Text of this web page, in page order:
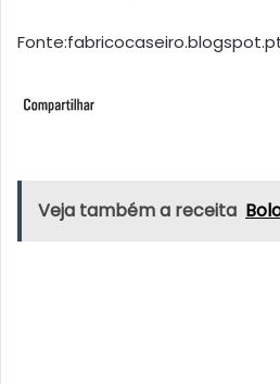
Veja também a receita